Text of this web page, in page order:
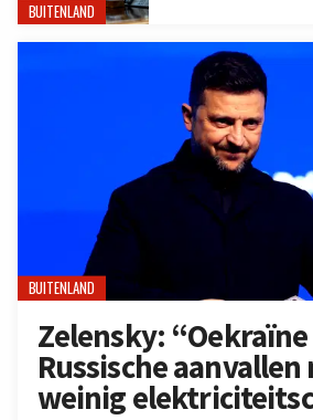
BUITENLAND
BUITENLAND
Zelensky:
Russische
weinig